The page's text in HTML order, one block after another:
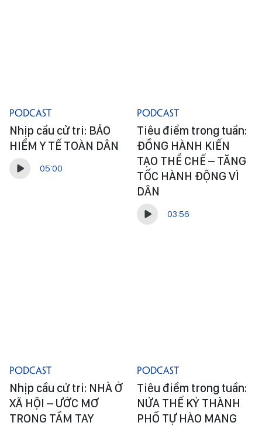
Podcast
Nhịp cầu cử tri: BẢO
HIỂM Y TẾ TOÀN DÂN
05:00
Podcast
Tiêu điểm trong tuần:
ĐỒNG HÀNH KIẾN
TẠO THỂ CHẾ – TĂNG
TỐC HÀNH ĐỘNG VÌ
DÂN
03:56
Podcast
Nhịp cầu cử tri: NHÀ Ở
XÃ HỘI – ƯỚC MƠ
TRONG TẦM TAY
Podcast
Tiêu điểm trong tuần:
NỬA THẾ KỶ THÀNH
PHỐ TỰ HÀO MANG